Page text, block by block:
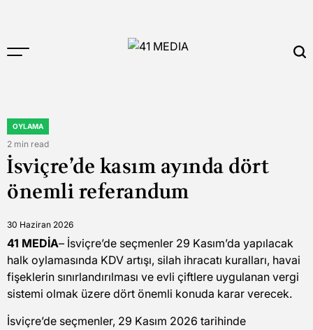
to
POSTED
IN
OYLAMA
Estimated
read
time
2 min read
İsviçre’de kasım ayında dört
önemli referandum
30 Haziran 2026
41 MEDİA– İsviçre’de seçmenler 29 Kasım’da yapılacak
halk oylamasında KDV artışı, silah ihracatı kuralları, havai
fişeklerin sınırlandırılması ve evli çiftlere uygulanan vergi
sistemi olmak üzere dört önemli konuda karar verecek.
İsviçre’de seçmenler, 29 Kasım 2026 tarihinde